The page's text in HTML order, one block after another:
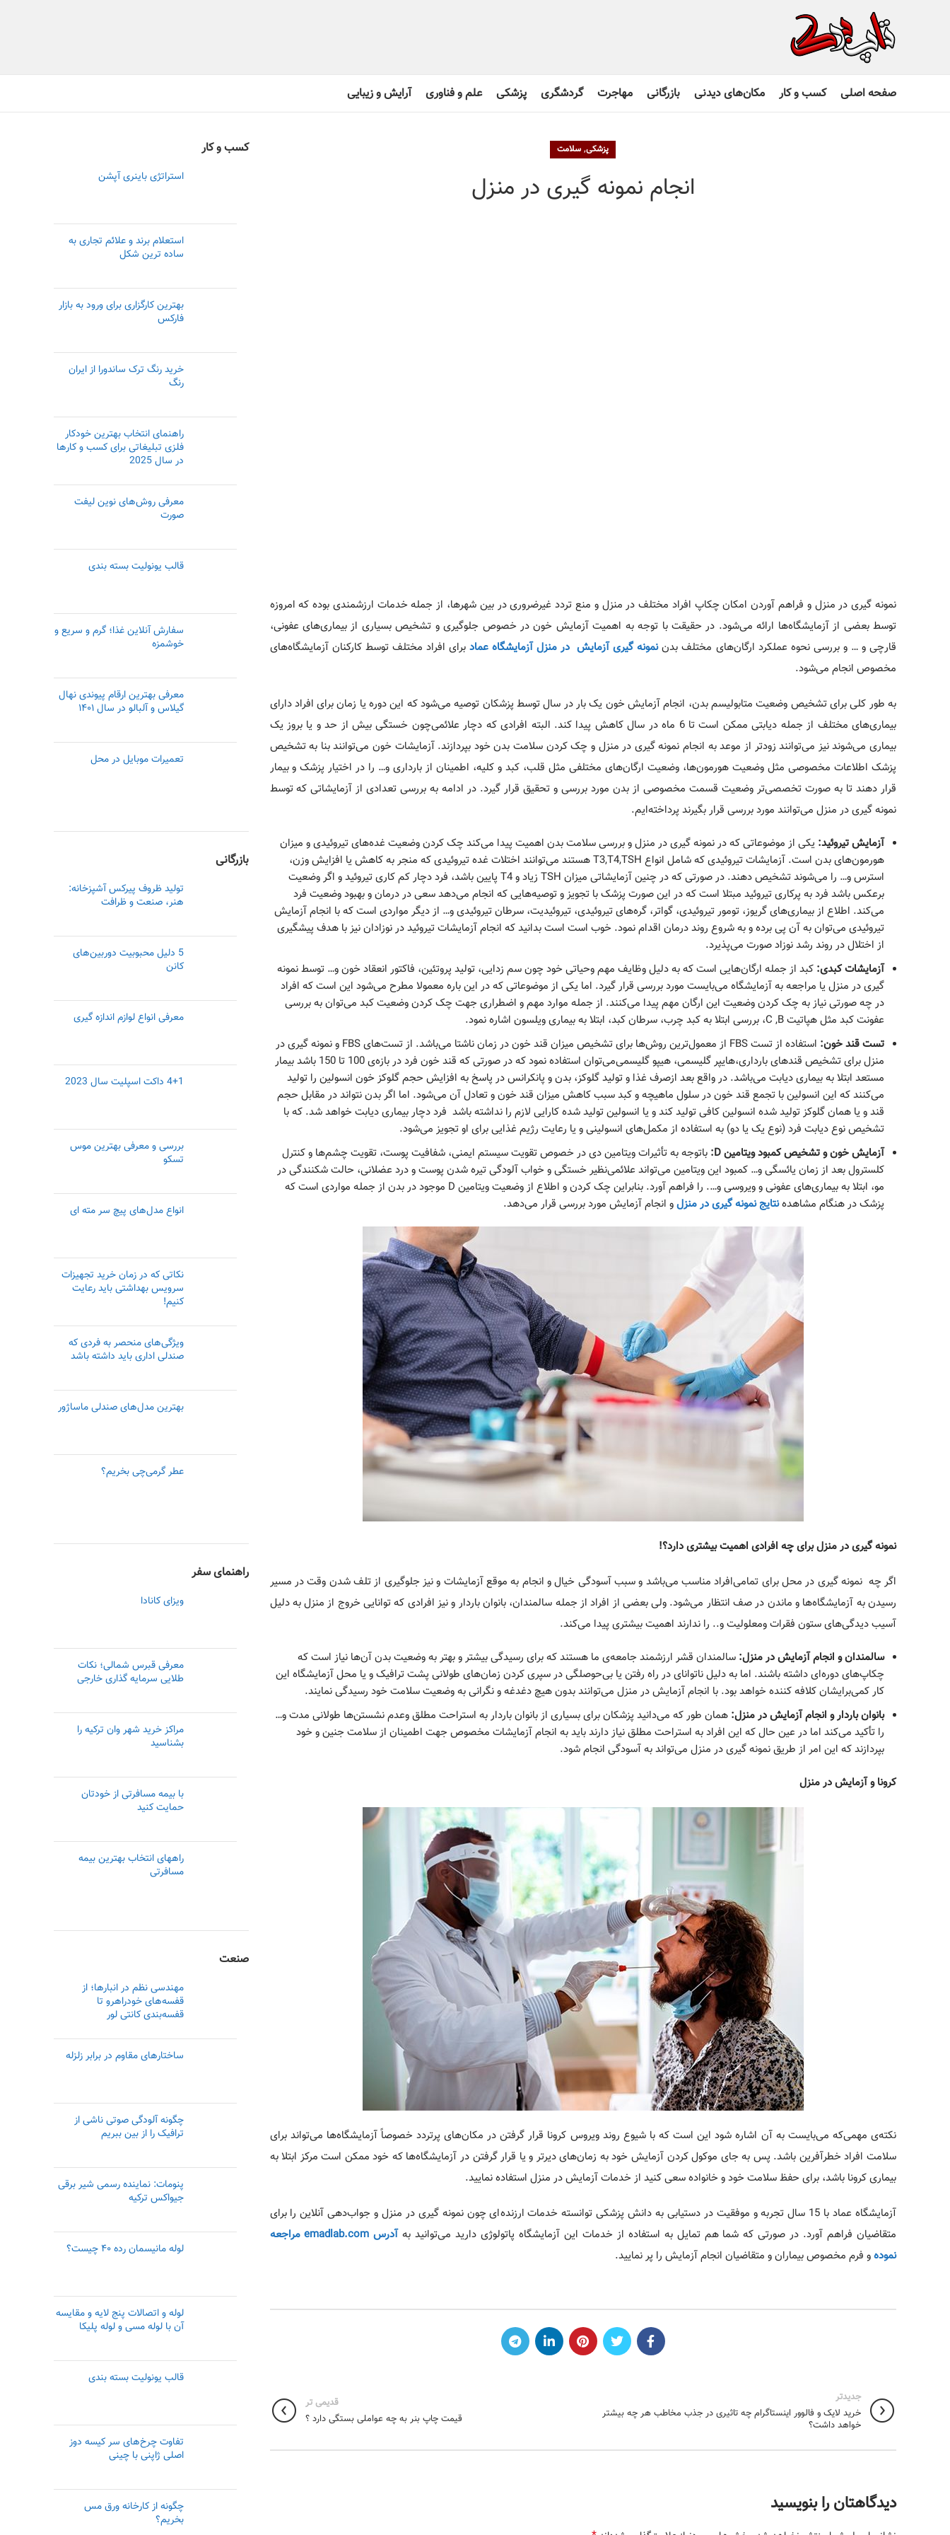
صفحه اصلی کسب و کار مکان‌های دیدنی بازرگانی مهاجرت گردشگری پزشکی علم و فناوری آرایش و زیبایی
پزشکی, سلامت
انجام نمونه‌ گیری در منزل
نمونه گیری در منزل و فراهم آوردن امکان چکاپ افراد مختلف در منزل و منع تردد غیرضروری در بین شهرها، از جمله خدمات ارزشمندی بوده که امروزه
توسط بعضی از آزمایشگاه‎‌ها ارائه می‌شود. در حقیقت با توجه به اهمیت آزمایش خون در خصوص جلوگیری و تشخیص بسیاری از بیماری‎‌های عفونی،
قارچی و … و بررسی نحوه عملکرد ارگان‌‎های مختلف بدن
نمونه گیری آزمایش در منزل آزمایشگاه عماد
برای افراد مختلف توسط کارکنان آزمایشگاه‌‎های
مخصوص انجام می‌شود.
به طور کلی برای تشخیص وضعیت متابولیسم بدن، انجام آزمایش خون یک بار در سال توسط پزشکان توصیه می‌شود که این دوره یا زمان برای افراد دارای
بیماری‎‌های مختلف از جمله دیابتی ممکن است تا 6 ماه در سال کاهش پیدا کند. البته افرادی که دچار علائمی‌چون خستگی بیش از حد و یا بروز یک
بیماری می‌شوند نیز می‌توانند زودتر از موعد به انجام نمونه‌ گیری در منزل و چک کردن سلامت بدن خود بپردازند. آزمایشات خون می‌توانند بنا به تشخیص
پزشک اطلاعات مخصوصی مثل وضعیت هورمون‎‌ها، وضعیت ارگان‎‌های مختلفی مثل قلب، کبد و کلیه، اطمینان از بارداری و… را در اختیار پزشک و بیمار
قرار دهند تا به صورت تخصصی‌‎تر وضعیت قسمت مخصوصی از بدن مورد بررسی و تحقیق قرار گیرد. در ادامه به بررسی تعدادی از آزمایشاتی که توسط
نمونه‌ گیری در منزل می‌توانند مورد بررسی قرار بگیرند پرداخته‌‎ایم.
آزمایش تیروئید:
یکی از موضوعاتی که در نمونه‌ گیری در منزل و بررسی سلامت بدن اهمیت پیدا می‌کند چک کردن وضعیت غده‎‌های تیروئیدی و میزان
هورمون‎‌های بدن است. آزمایشات تیروئیدی که شامل انواع T3,T4,TSH هستند می‌توانند اختلات غده تیروئیدی که منجر به کاهش یا افزایش وزن،
استرس و… را می‌شوند تشخیص دهند. در صورتی که در چنین آزمایشاتی میزان TSH زیاد و T4 پایین باشد، فرد دچار کم کاری تیروئید و اگر وضعیت
برعکس باشد فرد به پرکاری تیروئید مبتلا است که در این صورت پزشک با تجویز و توصیه‎‌هایی که انجام می‌دهد سعی در درمان و بهبود وضعیت فرد
می‌کند. اطلاع از بیماری‌های گریوز، تومور تیروئیدی، گواتر، گره‌‎های تیروئیدی، تیروئیدیت، سرطان تیروئیدی و… از دیگر مواردی است که با انجام آزمایش
تیروئیدی می‌توان به آن پی برده و به شروع روند درمان اقدام نمود. خوب است است بدانید که انجام آزمایشات تیروئید در نوزادان نیز با هدف پیشگیری
از اختلال در روند رشد نوزاد صورت می‌‎پذیرد.
آزمایشات کبدی:
کبد از جمله ارگان‌‎هایی است که به دلیل وظایف مهم وحیاتی خود چون سم زدایی، تولید پروتئین، فاکتور انعقاد خون و… توسط نمونه‌
گیری در منزل یا مراجعه به آزمایشگاه می‎‌بایست مورد بررسی قرار گیرد. اما یکی از موضوعاتی که در این باره معمولا مطرح می‌شود این است که افراد
در چه صورتی نیاز به چک کردن وضعیت این ارگان مهم پیدا می‌کنند. از جمله موارد مهم و اضطراری جهت چک کردن وضعیت کبد می‌توان به بررسی
عفونت کبد مثل هپاتیت C ,B، بررسی ابتلا به کبد چرب، سرطان کبد، ابتلا به بیماری ویلسون اشاره نمود.
تست قند خون:
استفاده از تست FBS از معمول‎‌ترین روش‌ها برای تشخیص میزان قند خون در زمان ناشتا می‎‌باشد. از تست‌‎های FBS و نمونه‌ گیری در
منزل برای تشخیص قندهای بارداری،‌هایپر گلیسمی، هیپو گلیسمی‌می‌توان استفاده نمود که در صورتی که قند خون فرد در بازه‌‎ی 100 تا 150 باشد بیمار
مستعد ابتلا به بیماری دیابت می‎‌باشد. در واقع بعد ازصرف غذا و تولید گلوکز، بدن و پانکرانس در پاسخ به افزایش حجم گلوکز خون انسولین را تولید
می‌کنند که این انسولین با تجمع قند خون در سلول ماهیچه‎‌ و کبد سبب کاهش میزان قند خون و تعادل آن می‌شود. اما اگر بدن نتواند در مقابل حجم
قند و یا همان گلوکز تولید شده انسولین کافی تولید کند و یا انسولین تولید شده کارایی لازم را نداشته باشد فرد دچار بیماری دیابت خواهد شد. که با
تشخیص نوع دیابت فرد (نوع یک یا دو) به استفاده از مکمل‎‌های انسولینی و یا رعایت رژیم غذایی برای او تجویز می‌شود.
آزمایش خون و تشخیص کمبود ویتامین D:
باتوجه به تأثیرات ویتامین دی در خصوص تقویت سیستم ایمنی، شفافیت پوست، تقویت چشم‌‎ها و کنترل
کلسترول بعد از زمان یائسگی و… کمبود این ویتامین می‌تواند علائمی‌نظیر خستگی و خواب آلودگی تیره شدن پوست و درد عضلانی، حالت شکنندگی در
مو، ابتلا به بیماری‎‌های عفونی و ویروسی و…. را فراهم آورد. بنابراین چک کردن و اطلاع از وضعیت ویتامین D موجود در بدن از جمله مواردی است که
پزشک در هنگام مشاهدهنتایج نمونه گیری در منزلو انجام آزمایش مورد بررسی قرار می‌دهد.
نمونه گیری در منزل برای چه افرادی اهمیت بیشتری دارد؟!
اگر چه نمونه گیری در محل برای تمامی‌افراد مناسب می‌‎باشد و سبب آسودگی خیال و انجام به موقع آزمایشات و نیز جلوگیری از تلف شدن وقت در مسیر
رسیدن به آزمایشگاه‌‎ها و ماندن در صف انتظار می‌شود. ولی بعضی از افراد از جمله سالمندان، بانوان باردار و نیز افرادی که توانایی خروج از منزل به دلیل
آسیب دیدگی‎‌های ستون فقرات ومعلولیت و.. را ندارند اهمیت بیشتری پیدا می‌کند.
سالمندان و انجام آزمایش در منزل:
سالمندان قشر ارزشمند جامعه‌‎ی ما هستند که برای رسیدگی بیشتر و بهتر به وضعیت بدن آن‌‎ها نیاز است که
چکاپ‌‎های دوره‎‌ای داشته باشند. اما به دلیل ناتوانای در راه رفتن یا بی‌حوصلگی در سپری کردن زمان‌‎های طولانی پشت ترافیک و یا محل آزمایشگاه‎‌ این
کار کمی‌برایشان کلافه کننده خواهد بود. با انجام آزمایش در منزل می‌توانند بدون هیچ دغدغه و نگرانی به وضعیت سلامت خود رسیدگی نمایند.
بانوان باردار و انجام آزمایش در منزل:
همان طور که می‌دانید پزشکان برای بسیاری از بانوان باردار به استراحت مطلق وعدم نشستن‌‎ها طولانی مدت و…
را تأکید می‌کند اما در عین حال که این افراد به استراحت مطلق نیاز دارند باید به انجام آزمایشات مخصوص جهت اطمینان از سلامت جنین و خود
بپردازند که این امر از طریق نمونه گیری در منزل می‌تواند به آسودگی انجام شود.
کرونا و آزمایش در منزل
نکته‌‎ی مهمی‌که می‌‎بایست به آن اشاره شود این است که با شیوع روند ویروس کرونا قرار گرفتن در مکان‌‎های پرتردد خصوصاً آزمایشگاه‌‎ها می‌تواند برای
سلامت افراد خطرآفرین باشد. پس به جای موکول کردن آزمایش خود به زمان‌های دیرتر و یا قرار گرفتن در آزمایشگاه‌‎ها که خود ممکن است مرکز ابتلا به
بیماری کرونا باشد، برای حفظ سلامت خود و خانواده سعی کنید از خدمات آزمایش در منزل استفاده نمایید.
آزمایشگاه عماد با 15 سال تجربه و موفقیت در دستیابی به دانش پزشکی توانسته خدمات ارزنده‌‎ای چون نمونه‌ گیری در منزل و جواب‌دهی آنلاین را برای
متقاضیان فراهم آورد. در صورتی که شما هم تمایل به استفاده از خدمات این آزمایشگاه پاتولوژی دارید می‌توانید به
آدرس emadlab.com مراجعه
نمودهو فرم مخصوص بیماران و متقاضیان انجام آزمایش را پر نمایید.
جدیدتر
خرید لایک و فالوور اینستاگرام چه تاثیری در جذب مخاطب هر چه بیشتر
خواهد داشت؟
قدیمی تر
قیمت چاپ بنر به چه عواملی بستگی دارد ؟
دیدگاهتان را بنویسید
کسب و کار
استراتژی‌ باینری آپشن
استعلام برند و علائم تجاری به
ساده ترین شکل
بهترین کارگزاری برای ورود به بازار
فارکس
خرید رنگ ترک ساندورا از ایران
رنگ
راهنمای انتخاب بهترین خودکار
فلزی تبلیغاتی برای کسب ‌و کارها
در سال 2025
معرفی روش‌های نوین لیفت
صورت
قالب یونولیت بسته بندی
سفارش آنلاین غذا؛ گرم و سریع و
خوشمزه
معرفی بهترین ارقام پیوندی نهال
گیلاس و آلبالو در سال ۱۴۰۱
تعمیرات موبایل در محل
بازرگانی
تولید ظروف پیرکس آشپزخانه:
هنر، صنعت و ظرافت
5 دلیل محبوبیت دوربین‌های
کانن
معرفی انواع لوازم اندازه گیری
4+1 داکت اسپلیت سال 2023
بررسی و معرفی بهترین موس
تسکو
انواع مدل‌های پیچ سر مته ای
نکاتی که در زمان خرید تجهیزات
سرویس بهداشتی باید رعایت
کنیم!
ویژگی‌های منحصر به فردی که
صندلی اداری باید داشته باشد
بهترین مدل‌های صندلی ماساژور
عطر گرمی‌چی بخریم؟
راهنمای سفر
ویزای کانادا
معرفی قبرس شمالی؛ نکات
طلایی سرمایه گذاری خارجی
مراکز خرید شهر وان ترکیه را
بشناسید
با بیمه مسافرتی از خودتان
حمایت کنید
راههای انتخاب بهترین بیمه
مسافرتی
صنعت
مهندسی نظم در انبارها؛ از
قفسه‌های خودراهرو تا
قفسه‌بندی کانتی لور
ساختارهای مقاوم در برابر زلزله
چگونه آلودگی صوتی ناشی از
ترافیک را از بین ببریم
پنومات: نماینده رسمی‌ شیر برقی
جیواکس ترکیه
لوله مانیسمان رده ۴۰ چیست؟
لوله و اتصالات پنج لایه و مقایسه
آن با لوله مسی و لوله پلیکا
قالب یونولیت بسته بندی
تفاوت چرخ‌های سر کیسه دوز
اصلی ژاپنی با چینی
چگونه از کارخانه ورق مس
بخریم؟